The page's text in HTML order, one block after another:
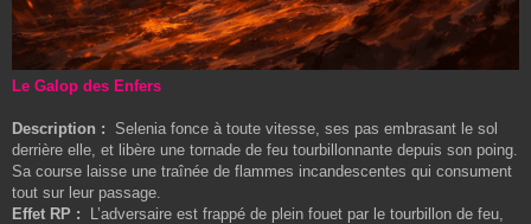
Le Galop des Enfers
Description : Selenia fonce à toute vitesse, ses pas embrasant le sol
derrière elle, et libère une tornade de feu tourbillonnante depuis son poing.
Sa course laisse une traînée de flammes incandescentes qui consument
tout sur leur passage.
Effet RP : L’adversaire est frappé de plein fouet par le tourbillon de feu,